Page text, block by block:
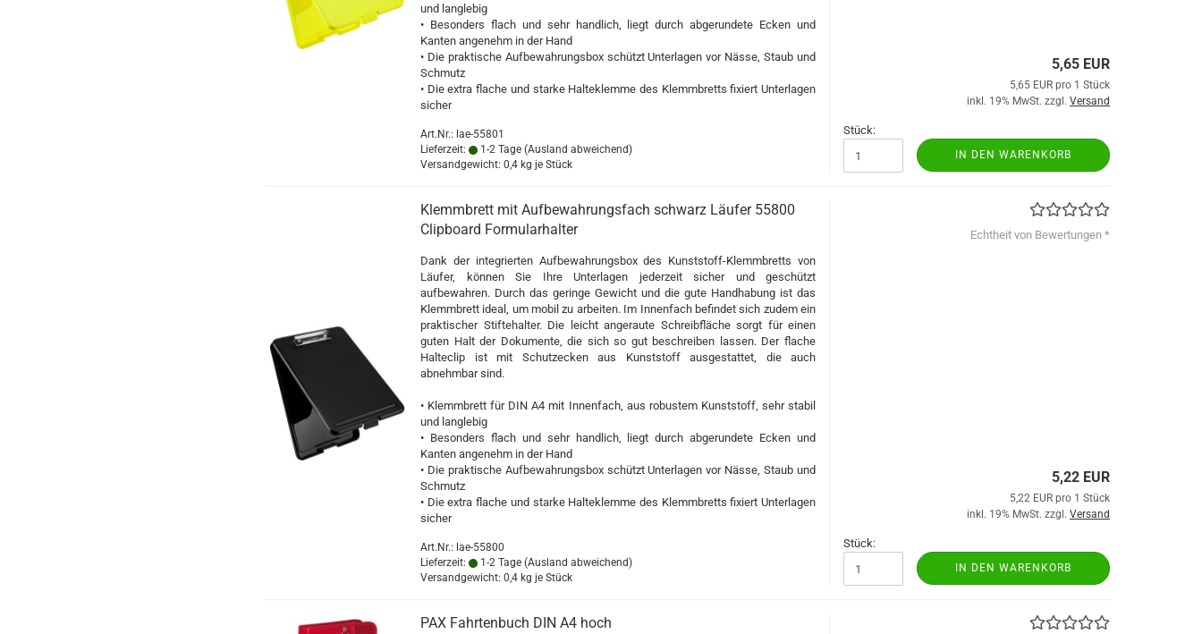
und langlebig
• Besonders flach und sehr handlich, liegt durch abgerundete Ecken und
Kanten angenehm in der Hand
• Die praktische Aufbewahrungsbox schützt Unterlagen vor Nässe, Staub und
Schmutz
• Die extra flache und starke Halteklemme des Klemmbretts fixiert Unterlagen
sicher
Art.Nr.: lae-55801
Lieferzeit:
1-2 Tage (Ausland abweichend)
Versandgewicht: 0,4 kg je Stück
5,65 EUR
5,65 EUR pro 1 Stück
inkl. 19% MwSt. zzgl. Versand
Stück:
IN DEN WARENKORB
Klemmbrett mit Aufbewahrungsfach schwarz Läufer 55800
Clipboard Formularhalter
Dank der integrierten Aufbewahrungsbox des Kunststoff-Klemmbretts von
Läufer, können Sie Ihre Unterlagen jederzeit sicher und geschützt
aufbewahren. Durch das geringe Gewicht und die gute Handhabung ist das
Klemmbrett ideal, um mobil zu arbeiten. Im Innenfach befindet sich zudem ein
praktischer Stiftehalter. Die leicht angeraute Schreibfläche sorgt für einen
guten Halt der Dokumente, die sich so gut beschreiben lassen. Der flache
Halteclip ist mit Schutzecken aus Kunststoff ausgestattet, die auch
abnehmbar sind.
• Klemmbrett für DIN A4 mit Innenfach, aus robustem Kunststoff, sehr stabil
und langlebig
• Besonders flach und sehr handlich, liegt durch abgerundete Ecken und
Kanten angenehm in der Hand
• Die praktische Aufbewahrungsbox schützt Unterlagen vor Nässe, Staub und
Schmutz
• Die extra flache und starke Halteklemme des Klemmbretts fixiert Unterlagen
sicher
Art.Nr.: lae-55800
Lieferzeit:
1-2 Tage (Ausland abweichend)
Versandgewicht: 0,4 kg je Stück
Echtheit von Bewertungen *
5,22 EUR
5,22 EUR pro 1 Stück
inkl. 19% MwSt. zzgl. Versand
Stück:
IN DEN WARENKORB
PAX Fahrtenbuch DIN A4 hoch